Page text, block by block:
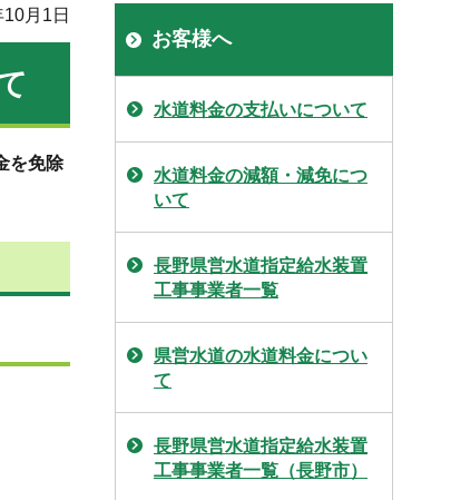
月1日
を免除
お客様へ
水道料金の支払いについて
水道料金の減額・減免につ
いて
長野県営水道指定給水装置
工事事業者一覧
県営水道の水道料金につい
て
長野県営水道指定給水装置
工事事業者一覧（長野市）